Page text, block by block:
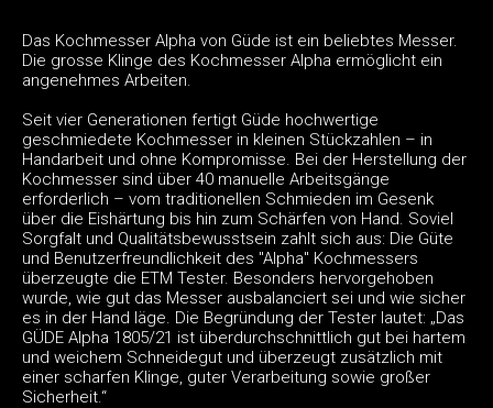
Das Kochmesser Alpha von Güde ist ein beliebtes Messer.
Die grosse Klinge des Kochmesser Alpha ermöglicht ein
angenehmes Arbeiten.
Seit vier Generationen fertigt Güde hochwertige
geschmiedete Kochmesser in kleinen Stückzahlen – in
Handarbeit und ohne Kompromisse. Bei der Herstellung der
Kochmesser sind über 40 manuelle Arbeitsgänge
erforderlich – vom traditionellen Schmieden im Gesenk
über die Eishärtung bis hin zum Schärfen von Hand. Soviel
Sorgfalt und Qualitätsbewusstsein zahlt sich aus: Die Güte
und Benutzerfreundlichkeit des "Alpha" Kochmessers
überzeugte die ETM Tester. Besonders hervorgehoben
wurde, wie gut das Messer ausbalanciert sei und wie sicher
es in der Hand läge. Die Begründung der Tester lautet: „Das
GÜDE Alpha 1805/21 ist überdurchschnittlich gut bei hartem
und weichem Schneidegut und überzeugt zusätzlich mit
einer scharfen Klinge, guter Verarbeitung sowie großer
Sicherheit.“